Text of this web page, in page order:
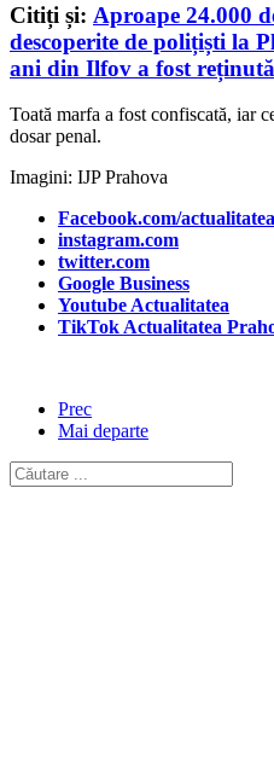
Citiți și: Aproape 24.000
descoperite de polițiști la
ani din Ilfov a fost reținută
Toată marfa a fost confiscată, iar
dosar penal.
Imagini: IJP Prahova
Facebook.com/
instagram.com
twitter.com
Google Business
Youtube Actualitatea
TikTok Actualitatea
Prec
Mai departe